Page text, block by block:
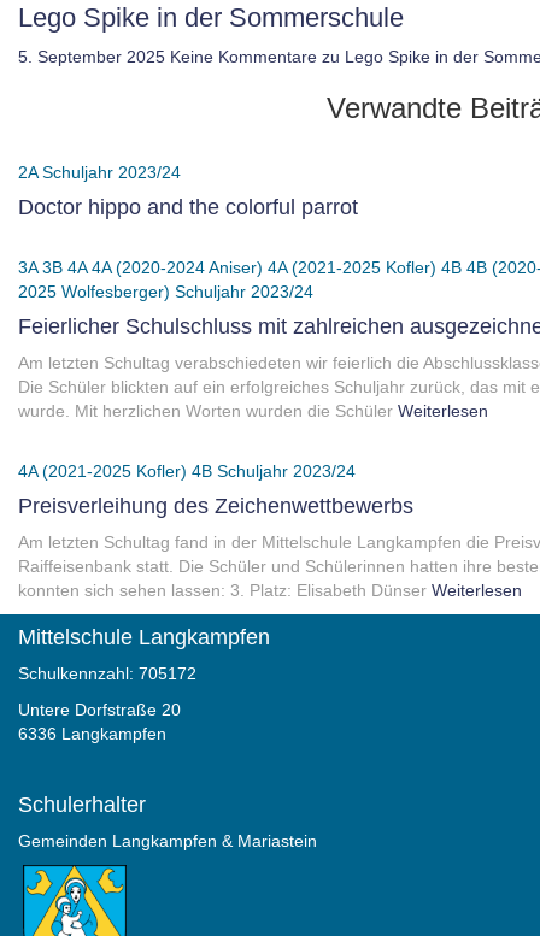
Lego Spike in der Sommerschule
5. September 2025 Keine Kommentare zu Lego Spike in der
Verwandte
2A Schuljahr 2023/24
Doctor hippo and the colorful parrot
3A 3B 4A 4A (2020-2024 Aniser) 4A (2021-2025 Kofler) 4B 4B
2025 Wolfesberger) Schuljahr 2023/24
Feierlicher Schulschluss mit zahlreichen
Am letzten Schultag verabschiedeten wir feierlich die
Die Schüler blickten auf ein erfolgreiches Schuljahr zurück, das mit
wurde. Mit herzlichen Worten wurden die Schüler Weiterlesen
4A (2021-2025 Kofler) 4B Schuljahr 2023/24
Preisverleihung des Zeichenwettbewerbs
Am letzten Schultag fand in der Mittelschule Langkampfen die
Raiffeisenbank statt. Die Schüler und Schülerinnen hatten ihre
konnten sich sehen lassen: 3. Platz: Elisabeth Dünser Weiterlesen
Mittelschule Langkampfen
Schulkennzahl: 705172
Untere Dorfstraße 20
6336 Langkampfen
Schulerhalter
Gemeinden Langkampfen & Mariastein